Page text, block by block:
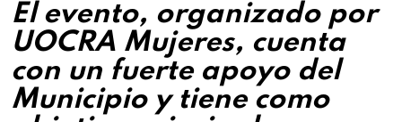
El evento, organizado por
UOCRA Mujeres, cuenta
con un fuerte apoyo del
Municipio y tiene como